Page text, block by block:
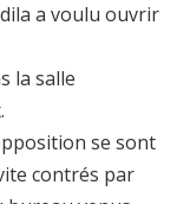
a voulu ouvrir
la salle
se sont
contrés par